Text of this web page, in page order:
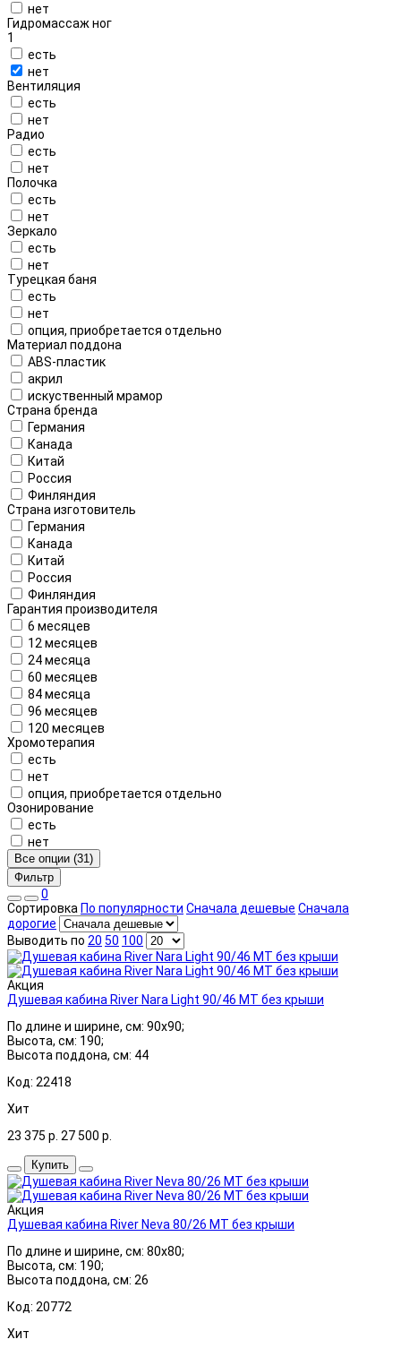
нет
Гидромассаж ног
1
есть
нет
Вентиляция
есть
нет
Радио
есть
нет
Полочка
есть
нет
Зеркало
есть
нет
Турецкая баня
есть
нет
опция, приобретается отдельно
Материал поддона
ABS-пластик
акрил
искуственный мрамор
Страна бренда
Германия
Канада
Китай
Россия
Финляндия
Страна изготовитель
Германия
Канада
Китай
Россия
Финляндия
Гарантия производителя
6 месяцев
12 месяцев
24 месяца
60 месяцев
84 месяца
96 месяцев
120 месяцев
Хромотерапия
есть
нет
опция, приобретается отдельно
Озонирование
есть
нет
Все опции (31)
Фильтр
0
Сортировка По популярности Сначала дешевые Сначала
дорогие
Выводить по 20 50 100
Акция
Душевая кабина River Nara Light 90/46 МТ без крыши
По длине и ширине, см: 90x90;
Высота, см: 190;
Высота поддона, см: 44
Код: 22418
Хит
23 375 р. 27 500 р.
Купить
Акция
Душевая кабина River Neva 80/26 МТ без крыши
По длине и ширине, см: 80x80;
Высота, см: 190;
Высота поддона, см: 26
Код: 20772
Хит